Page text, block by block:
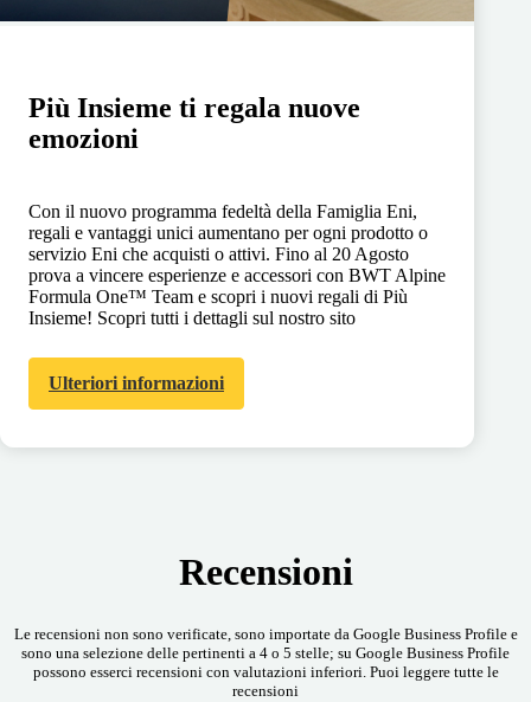
Più Insieme ti regala nuove
emozioni
Con il nuovo programma fedeltà della Famiglia Eni,
regali e vantaggi unici aumentano per ogni prodotto o
servizio Eni che acquisti o attivi. Fino al 20 Agosto
prova a vincere esperienze e accessori con BWT Alpine
Formula One™ Team e scopri i nuovi regali di Più
Insieme! Scopri tutti i dettagli sul nostro sito
Ulteriori informazioni
Recensioni
Le recensioni non sono verificate, sono importate da Google Business Profile e
sono una selezione delle pertinenti a 4 o 5 stelle; su Google Business Profile
possono esserci recensioni con valutazioni inferiori. Puoi leggere tutte le
recensioni